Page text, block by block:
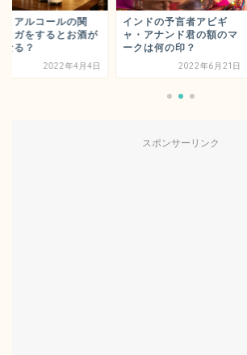
とアルコールの関
ヨガをするとお酒が
なる？
2022年4月4日
インドの予言者アビギ
ャ・アナンド君の額のマ
ークは何の印？
2022年6月21日
スポンサーリンク